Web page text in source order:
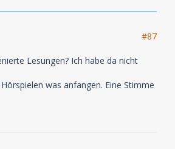
#87
Lesungen? Ich habe da nicht
was anfangen. Eine Stimme